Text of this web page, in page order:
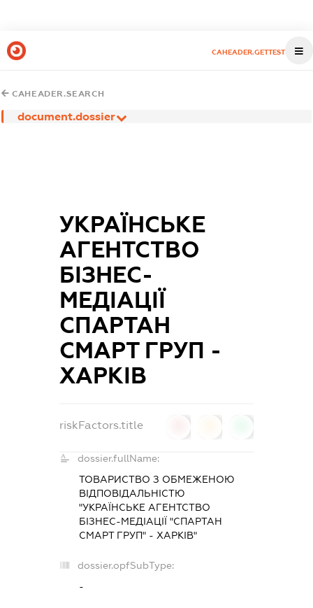
CAHEADER.GETTEST
CAHEADER.SEARCH
document.dossier
УКРАЇНСЬКЕ
АГЕНТСТВО
БІЗНЕС-
МЕДІАЦІЇ
СПАРТАН
СМАРТ ГРУП -
ХАРКІВ
riskFactors.title
dossier.fullName:
ТОВАРИСТВО З ОБМЕЖЕНОЮ
ВІДПОВІДАЛЬНІСТЮ
"УКРАЇНСЬКЕ АГЕНТСТВО
БІЗНЕС-МЕДІАЦІЇ "СПАРТАН
СМАРТ ГРУП" - ХАРКІВ"
dossier.opfSubType:
-